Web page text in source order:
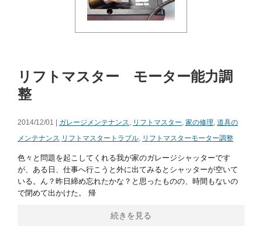
リフトマスター モーター能力調
整
2014/12/01 | ガレージメンテナンス, リフトマスター, 家の修理, 道具の
メンテナンス リフトマスタートラブル, リフトマスターモーター調整
色々と問題を起こしてくれる我が家のガレージシャッターです
が、ある日、仕事へ行こうと外に出てみるとシャッターが空いて
いる。ん？昨日締め忘れたかな？と思ったものの、時間もないの
で閉めて出かけた。 帰
続きを見る